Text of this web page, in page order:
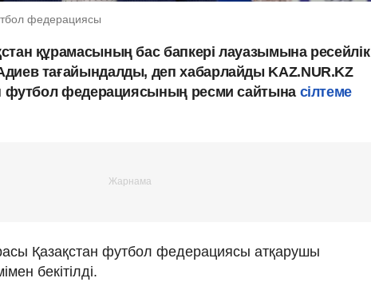
федерациясы
құрамасының бас бапкері лауазымына ресейлік
тағайындалды, деп хабарлайды KAZ.NUR.KZ
футбол федерациясының ресми сайтына сілтеме
Қазақстан футбол федерациясы атқарушы
бекітілді.